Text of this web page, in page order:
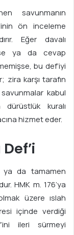
savunmanın
ön inceleme
Eğer davalı
ya da cevap
bu def’iyi
zira karşı tarafın
kabul
dürüstlük kuralı
hizmet eder.
ya da tamamen
HMK m. 176’ya
üzere ıslah
içinde verdiği
ileri sürmeyi